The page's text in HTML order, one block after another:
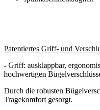
Patentiertes Griff- und
- Griff: ausklappbar,
hochwertigen
Durch die robusten
Tragekomfort gesorgt.